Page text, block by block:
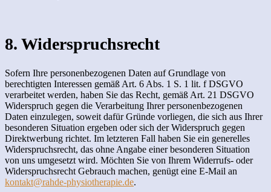
8. Widerspruchsrecht
Sofern Ihre personenbezogenen Daten auf Grundlage von
berechtigten Interessen gemäß Art. 6 Abs. 1 S. 1 lit. f DSGVO
verarbeitet werden, haben Sie das Recht, gemäß Art. 21 DSGVO
Widerspruch gegen die Verarbeitung Ihrer personenbezogenen
Daten einzulegen, soweit dafür Gründe vorliegen, die sich aus Ihrer
besonderen Situation ergeben oder sich der Widerspruch gegen
Direktwerbung richtet. Im letzteren Fall haben Sie ein generelles
Widerspruchsrecht, das ohne Angabe einer besonderen Situation
von uns umgesetzt wird. Möchten Sie von Ihrem Widerrufs- oder
Widerspruchsrecht Gebrauch machen, genügt eine E-Mail an
kontakt@rahde-physiotherapie.de.